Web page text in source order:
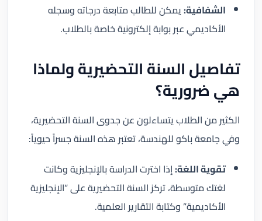
الشفافية:يمكن للطالب متابعة درجاته وسجله
الأكاديمي عبر بوابة إلكترونية خاصة بالطلاب.
تفاصيل السنة التحضيرية ولماذا
هي ضرورية؟
الكثير من الطلاب يتساءلون عن جدوى السنة التحضيرية،
وفي جامعة باكو للهندسة، تعتبر هذه السنة جسراً حيوياً:
تقوية اللغة:إذا اخترت الدراسة بالإنجليزية وكانت
لغتك متوسطة، تركز السنة التحضيرية على “الإنجليزية
الأكاديمية” وكتابة التقارير العلمية.